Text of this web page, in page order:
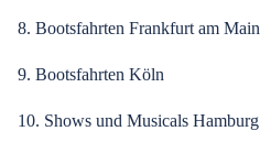
8. Bootsfahrten Frankfurt am Main
9. Bootsfahrten Köln
10. Shows und Musicals Hamburg